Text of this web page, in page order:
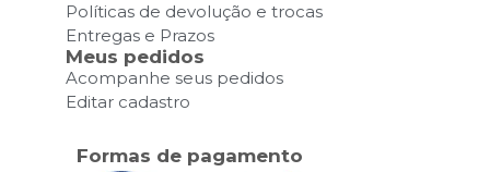
Políticas de devolução e trocas
Entregas e Prazos
Meus pedidos
Acompanhe seus pedidos
Editar cadastro
Formas de pagamento